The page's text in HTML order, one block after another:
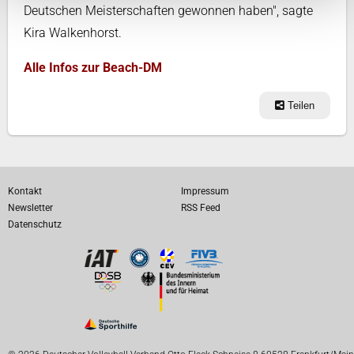
Deutschen Meisterschaften gewonnen haben", sagte
Kira Walkenhorst.
Alle Infos zur Beach-DM
Teilen
Kontakt
Impressum
Newsletter
RSS Feed
Datenschutz